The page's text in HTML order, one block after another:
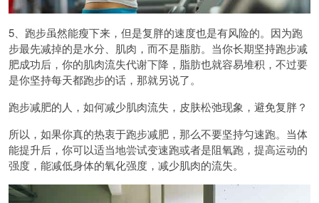
5、跑步虽然能瘦下来，但是复胖的速度也是有风险的。因为跑
步最先减掉的是水分、肌肉，而不是脂肪。当你长期坚持跑步减
肥成功后，你的肌肉流失代谢下降，脂肪也就容易堆积，不过要
是你坚持每天都跑步的话，那就另说了。
跑步减肥的人，如何减少肌肉流失，皮肤松弛现象，避免复胖？
所以，如果你真的热衷于跑步减肥，那么不要坚持匀速跑。当体
能提升后，你可以适当地尝试变速跑或者是阻氧跑，提高运动的
强度，能减低身体的氧化强度，减少肌肉的流失。